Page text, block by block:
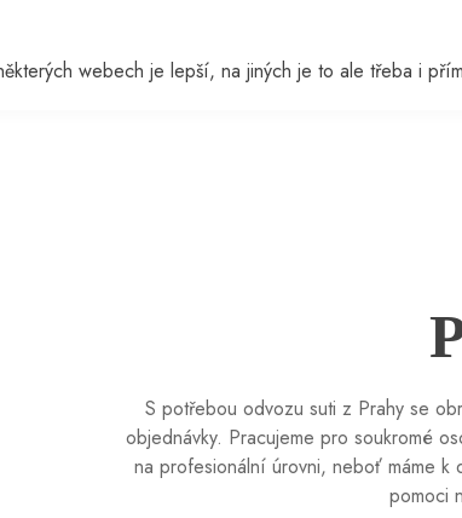
webech je lepší, na jiných je to ale třeba i
S potřebou odvozu suti z Prahy se
objednávky. Pracujeme pro soukromé
na profesionální úrovni, neboť máme
pomoci